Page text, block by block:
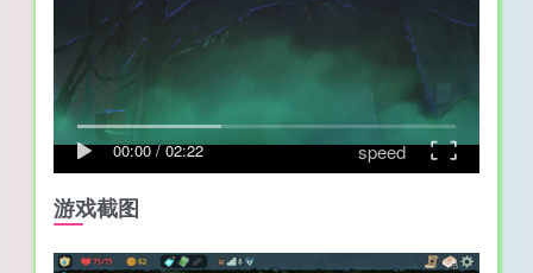
00:00/02:22 speed
游戏截图